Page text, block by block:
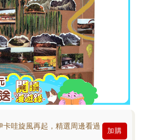
哇旋風再起，精選周邊看過
加購